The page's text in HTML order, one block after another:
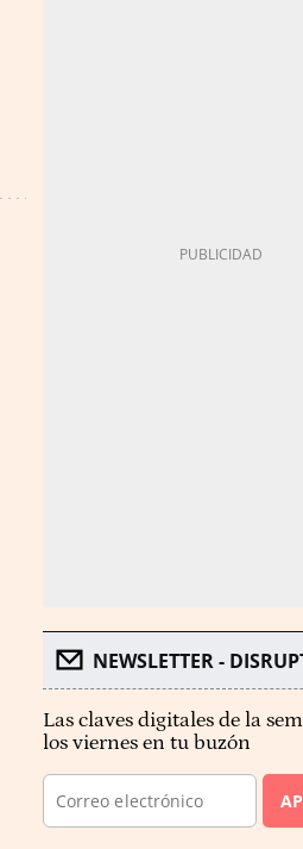
NEWSLETTER -
Las claves digitales de la
los viernes en tu buzón